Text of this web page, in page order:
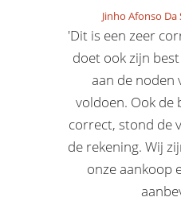
Jinho Afonso Da
'Dit is een zeer
doet ook zijn
aan de noden
voldoen. Ook de
correct, stond de
de rekening. Wij
onze aankoop